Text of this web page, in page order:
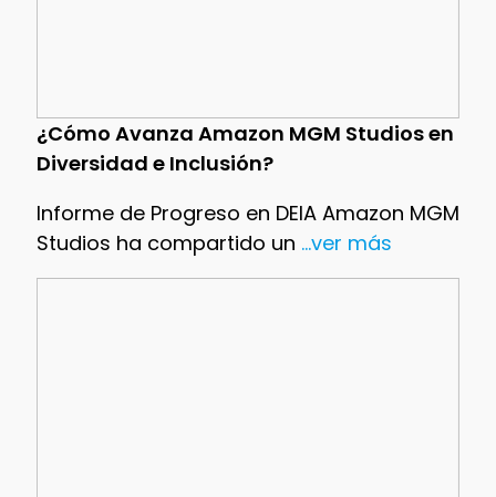
¿Cómo Avanza Amazon MGM Studios en
Diversidad e Inclusión?
Informe de Progreso en DEIA Amazon MGM
Studios ha compartido un ...ver más